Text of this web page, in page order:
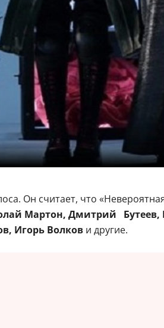
Он считает, что
Мартон, Дмитрий Бутеев,
Игорь Волкови другие.